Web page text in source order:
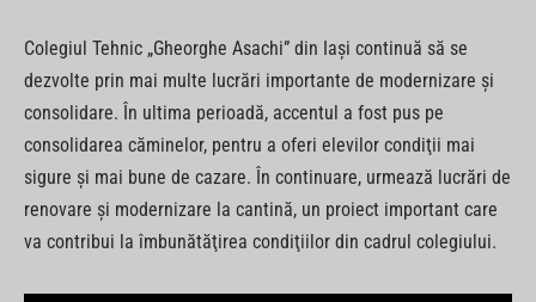
Colegiul Tehnic „Gheorghe Asachi” din Iaşi continuă să se
dezvolte prin mai multe lucrări importante de modernizare şi
consolidare. În ultima perioadă, accentul a fost pus pe
consolidarea căminelor, pentru a oferi elevilor condiţii mai
sigure şi mai bune de cazare. În continuare, urmează lucrări de
renovare şi modernizare la cantină, un proiect important care
va contribui la îmbunătăţirea condiţiilor din cadrul colegiului.